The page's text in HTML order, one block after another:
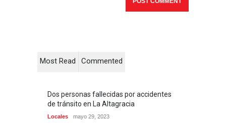
Most Read Commented
Dos personas fallecidas por accidentes
de tránsito en La Altagracia
Locales mayo 29, 2023